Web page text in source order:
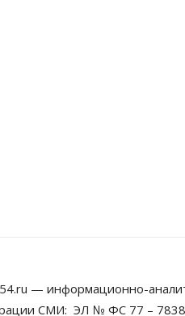
— информационно-
СМИ: ЭЛ № ФС 77 –